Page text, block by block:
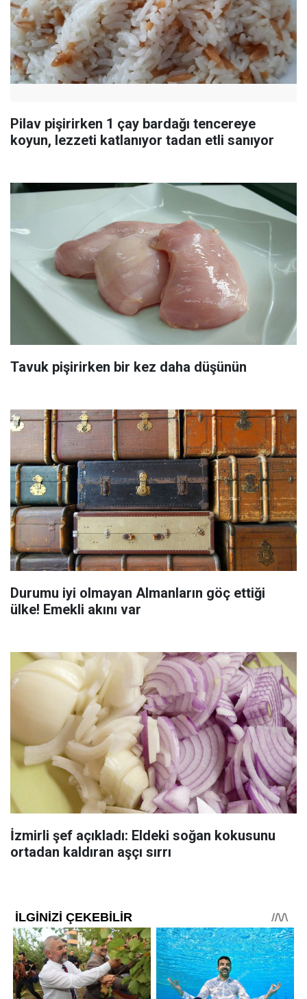
Pilav pişirirken 1 çay bardağı tencereye
koyun, lezzeti katlanıyor tadan etli sanıyor
Tavuk pişirirken bir kez daha düşünün
Durumu iyi olmayan Almanların göç ettiği
ülke! Emekli akını var
İzmirli şef açıkladı: Eldeki soğan kokusunu
ortadan kaldıran aşçı sırrı